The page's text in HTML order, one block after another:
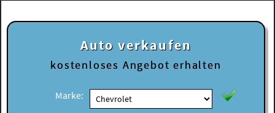
Auto verkaufen
kostenloses Angebot erhalten
Marke: